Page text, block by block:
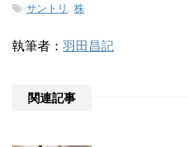
-サントリ , 株
執筆者： 羽田昌記
関連記事